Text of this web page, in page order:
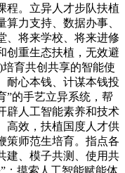
程。立异人才步队扶植
力支持、数据办事、
、将来学校、将来进修
创重生态扶植，无效避
育共创共享的智能使
耐心本钱、计谋本钱投
”的手艺立异系统，帮
辟人工智能素养和技术
高效，扶植国度人才供
策师范生培育。指点各
建、模子共测、使用共
；摸索人工智能赋能体